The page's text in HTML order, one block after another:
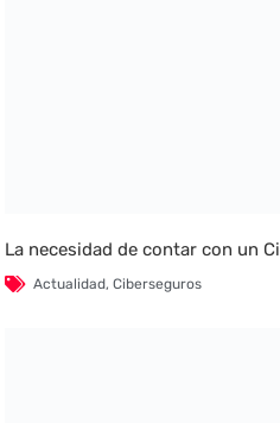
La necesidad de contar con un
Actualidad,Ciberseguros